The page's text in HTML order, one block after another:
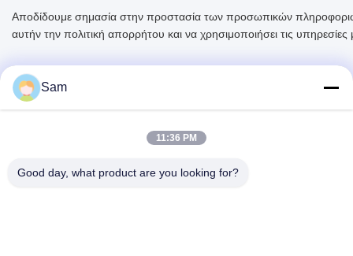
Αποδίδουμε σημασία στην προστασία των προσωπικών
αυτήν την πολιτική απορρήτου και να χρησιμοποιήσει τις
Sam
11:36 PM
Good day, what product are you looking for?